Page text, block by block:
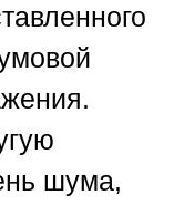
шума,